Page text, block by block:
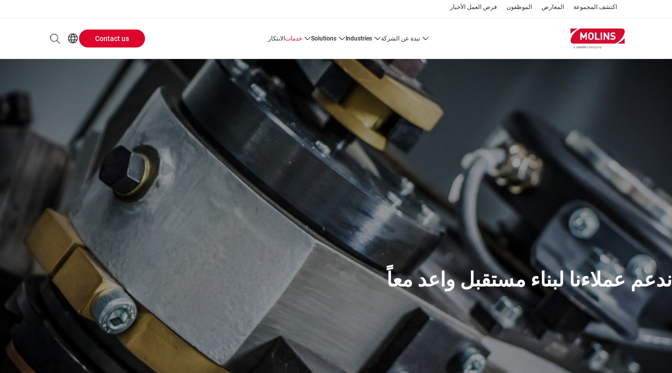
اكتشف المجموعة المعارض الموظفون فرص العمل الأخبار
نبذة عن الشركة industries
solutions خدمات الابتكار
Header
Buttons
menu
Contact us
ندعم عملاءنا لبناء مستقبل واعد معاً